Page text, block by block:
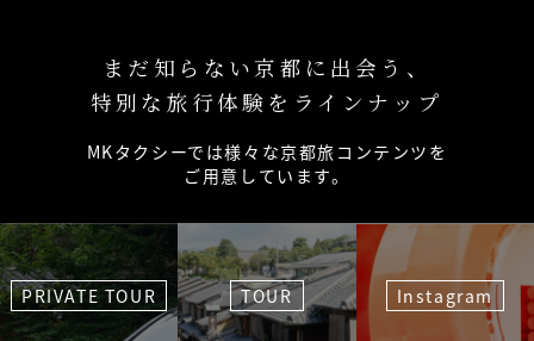
まだ知らない京都に出会う、
特別な旅行体験をラインナップ
MKタクシーでは様々な京都旅コンテンツを
ご用意しています。
PRIVATE TOUR TOUR Instagram